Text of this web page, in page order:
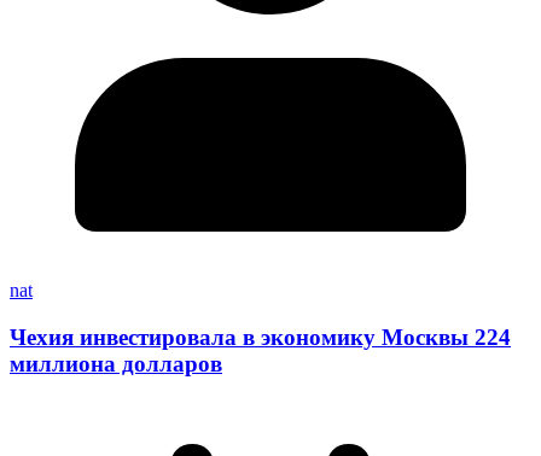
nat
Чехия инвестировала в экономику Москвы 224
миллиона долларов